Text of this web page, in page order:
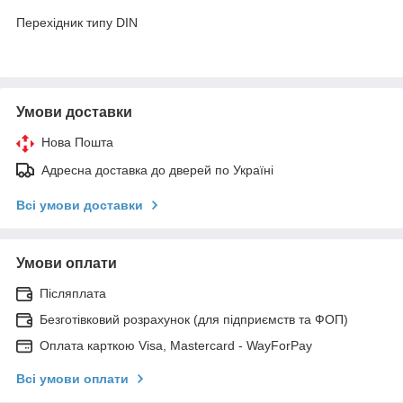
Перехідник типу DIN
Умови доставки
Нова Пошта
Адресна доставка до дверей по Україні
Всі умови доставки
Умови оплати
Післяплата
Безготівковий розрахунок (для підприємств та ФОП)
Оплата карткою Visa, Mastercard - WayForPay
Всі умови оплати